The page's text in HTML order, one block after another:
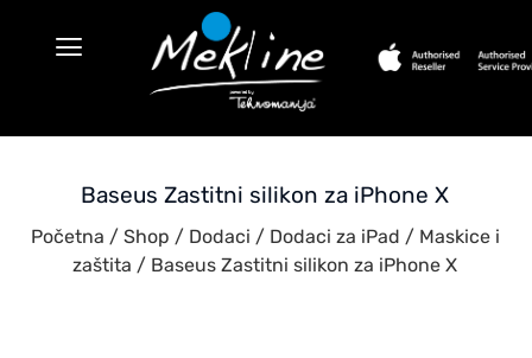
Baseus Zastitni silikon za iPhone X
Početna / Shop / Dodaci / Dodaci za iPad / Maskice i
zaštita / Baseus Zastitni silikon za iPhone X